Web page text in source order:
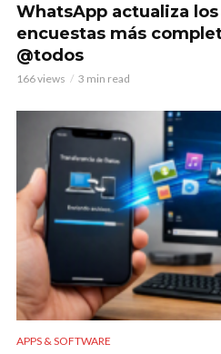
WhatsApp actualiza
encuestas más
@todos
166 views 3 min read
APPS & SOFTWARE